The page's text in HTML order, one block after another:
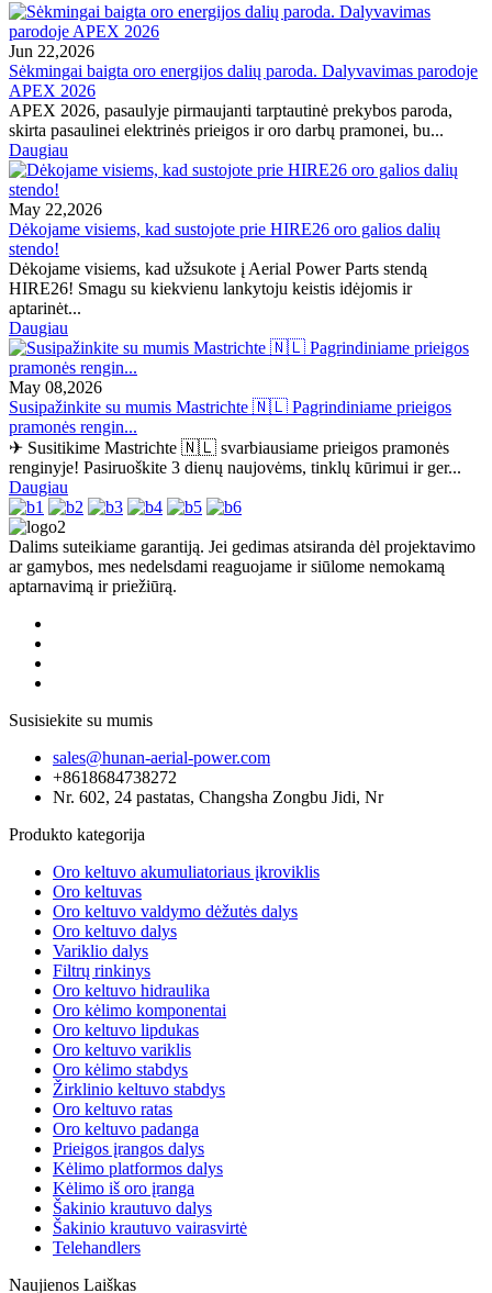
Jun 22,2026
Sėkmingai baigta oro energijos dalių paroda. Dalyvavimas parodoje
APEX 2026
APEX 2026, pasaulyje pirmaujanti tarptautinė prekybos paroda,
skirta pasaulinei elektrinės prieigos ir oro darbų pramonei, bu...
Daugiau
May 22,2026
Dėkojame visiems, kad sustojote prie HIRE26 oro galios dalių
stendo!
Dėkojame visiems, kad užsukote į Aerial Power Parts stendą
HIRE26! Smagu su kiekvienu lankytoju keistis idėjomis ir
aptarinėt...
Daugiau
May 08,2026
Susipažinkite su mumis Mastrichte 🇳🇱 Pagrindiniame prieigos
pramonės rengin...
✈ Susitikime Mastrichte 🇳🇱 svarbiausiame prieigos pramonės
renginyje! Pasiruoškite 3 dienų naujovėms, tinklų kūrimui ir ger...
Daugiau
Dalims suteikiame garantiją. Jei gedimas atsiranda dėl projektavimo
ar gamybos, mes nedelsdami reaguojame ir siūlome nemokamą
aptarnavimą ir priežiūrą.
Susisiekite su mumis
sales@hunan-aerial-power.com
+8618684738272
Nr. 602, 24 pastatas, Changsha Zongbu Jidi, Nr
Produkto kategorija
Oro keltuvo akumuliatoriaus įkroviklis
Oro keltuvas
Oro keltuvo valdymo dėžutės dalys
Oro keltuvo dalys
Variklio dalys
Filtrų rinkinys
Oro keltuvo hidraulika
Oro kėlimo komponentai
Oro keltuvo lipdukas
Oro keltuvo variklis
Oro kėlimo stabdys
Žirklinio keltuvo stabdys
Oro keltuvo ratas
Oro keltuvo padanga
Prieigos įrangos dalys
Kėlimo platformos dalys
Kėlimo iš oro įranga
Šakinio krautuvo dalys
Šakinio krautuvo vairasvirtė
Telehandlers
Naujienos Laiškas